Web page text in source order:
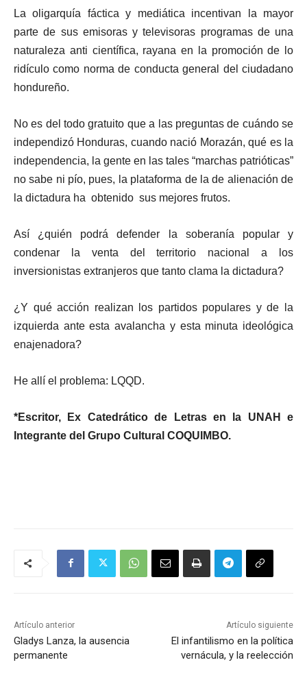
La oligarquía fáctica y mediática incentivan la mayor
parte de sus emisoras y televisoras programas de una
naturaleza anti científica, rayana en la promoción de lo
ridículo como norma de conducta general del ciudadano
hondureño.
No es del todo gratuito que a las preguntas de cuándo se
independizó Honduras, cuando nació Morazán, qué es la
independencia, la gente en las tales “marchas patrióticas”
no sabe ni pío, pues, la plataforma de la de alienación de
la dictadura ha obtenido sus mejores frutos.
Así ¿quién podrá defender la soberanía popular y
condenar la venta del territorio nacional a los
inversionistas extranjeros que tanto clama la dictadura?
¿Y qué acción realizan los partidos populares y de la
izquierda ante esta avalancha y esta minuta ideológica
enajenadora?
He allí el problema: LQQD.
*Escritor, Ex Catedrático de Letras en la UNAH e
Integrante del Grupo Cultural COQUIMBO.
Artículo anterior
Gladys Lanza, la ausencia
permanente
Artículo siguiente
El infantilismo en la política
vernácula, y la reelección